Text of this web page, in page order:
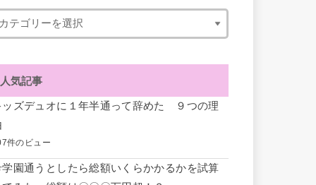
人気記事
ッズデュオに１年半通って辞めた ９つの理
件のビュー
学園通うとしたら総額いくらかかるかを試算